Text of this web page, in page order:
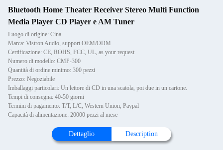
Bluetooth Home Theater Receiver Stereo Multi Function
Media Player CD Player e AM Tuner
Luogo di origine: Cina
Marca: Vistron Audio, support OEM/ODM
Certificazione: CE, ROHS, FCC, UL, as your request
Numero di modello: CMP-300
Quantità di ordine minimo: 300 pezzi
Prezzo: Negoziabile
Imballaggi particolari: Un lettore di CD in una scatola, poi due in un cartone.
Tempi di consegna: 40-50 giorni
Termini di pagamento: T/T, L/C, Western Union, Paypal
Capacità di alimentazione: 20000 pezzi al mese
Dettaglio Description